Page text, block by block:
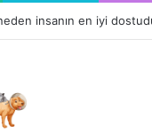
insanın en iyi